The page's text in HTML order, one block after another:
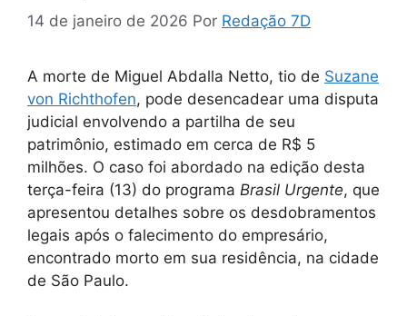
14 de janeiro de 2026 Por Redação 7D
A morte de Miguel Abdalla Netto, tio de Suzane
von Richthofen, pode desencadear uma disputa
judicial envolvendo a partilha de seu
patrimônio, estimado em cerca de R$ 5
milhões. O caso foi abordado na edição desta
terça-feira (13) do programa Brasil Urgente, que
apresentou detalhes sobre os desdobramentos
legais após o falecimento do empresário,
encontrado morto em sua residência, na cidade
de São Paulo.